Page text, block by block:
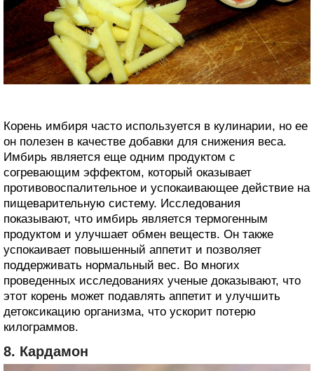
Корень имбиря часто используется в кулинарии, но ее
он полезен в качестве добавки для снижения веса.
Имбирь является еще одним продуктом с
согревающим эффектом, который оказывает
противовоспалительное и успокаивающее действие на
пищеварительную систему. Исследования
показывают, что имбирь является термогенным
продуктом и улучшает обмен веществ. Он также
успокаивает повышенный аппетит и позволяет
поддерживать нормальный вес. Во многих
проведенных исследованиях ученые доказывают, что
этот корень может подавлять аппетит и улучшить
детоксикацию организма, что ускорит потерю
килограммов.
8. Кардамон